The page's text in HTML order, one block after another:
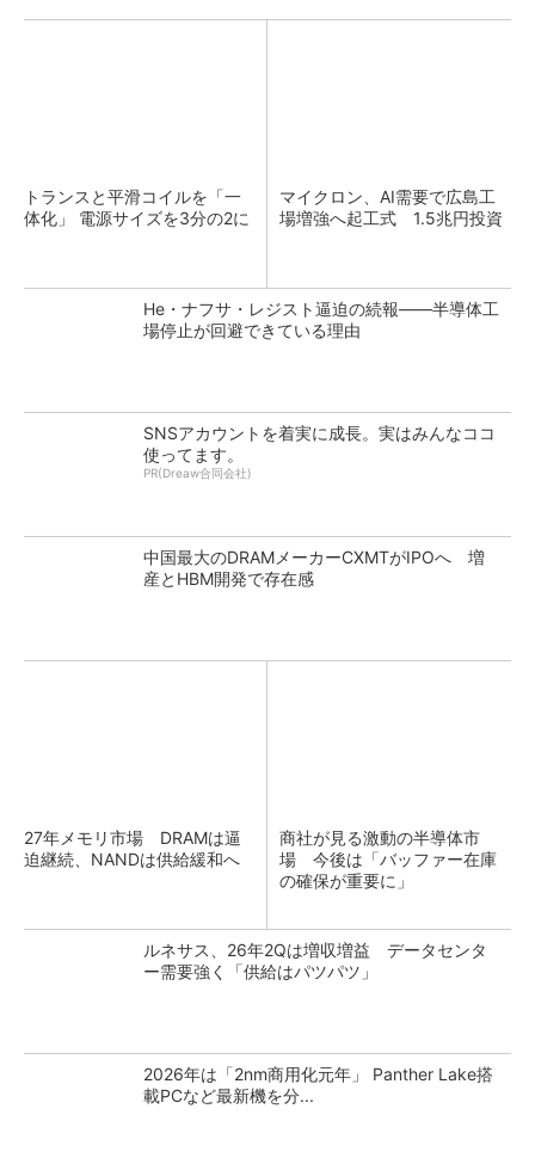
トランスと平滑コイルを「一
体化」 電源サイズを3分の2に
マイクロン、AI需要で広島工
場増強へ起工式 1.5兆円投資
He・ナフサ・レジスト逼迫の続報――半導体工
場停止が回避できている理由
SNSアカウントを着実に成長。実はみんなココ
使ってます。
PR(Dreaw合同会社)
中国最大のDRAMメーカーCXMTがIPOへ 増
産とHBM開発で存在感
27年メモリ市場 DRAMは逼
迫継続、NANDは供給緩和へ
商社が見る激動の半導体市
場 今後は「バッファー在庫
の確保が重要に」
ルネサス、26年2Qは増収増益 データセンタ
ー需要強く「供給はパツパツ」
2026年は「2nm商用化元年」 Panther Lake搭
載PCなど最新機を分...